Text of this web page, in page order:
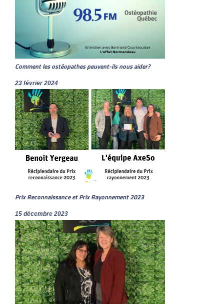
Comment les ostéopathes peuvent-ils nous aider?
23 février 2024
Prix Reconnaissance et Prix Rayonnement 2023
15 décembre 2023